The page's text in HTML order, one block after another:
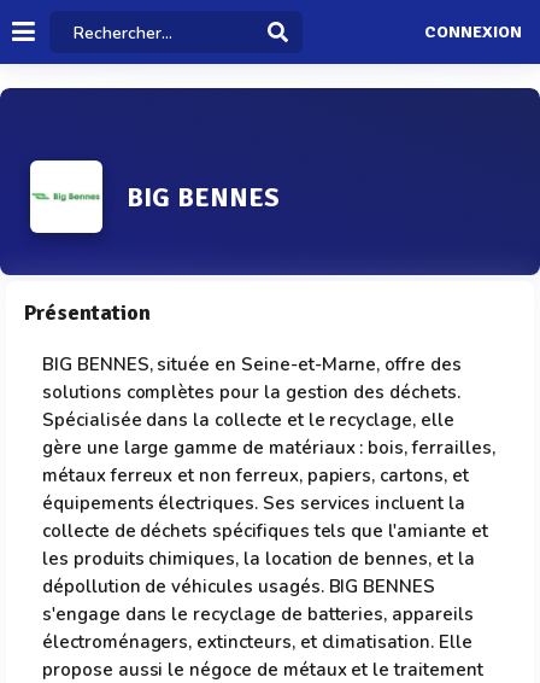
CONNEXION
BIG BENNES
Présentation
BIG BENNES, située en Seine-et-Marne, offre des
solutions complètes pour la gestion des déchets.
Spécialisée dans la collecte et le recyclage, elle
gère une large gamme de matériaux : bois, ferrailles,
métaux ferreux et non ferreux, papiers, cartons, et
équipements électriques. Ses services incluent la
collecte de déchets spécifiques tels que l'amiante et
les produits chimiques, la location de bennes, et la
dépollution de véhicules usagés. BIG BENNES
s'engage dans le recyclage de batteries, appareils
électroménagers, extincteurs, et climatisation. Elle
propose aussi le négoce de métaux et le traitement